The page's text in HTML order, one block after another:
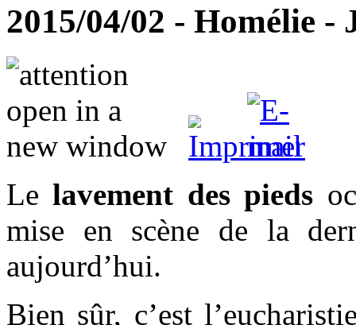
2015/04/02 - Homélie -
Lelavement des pieds
mise en scène de la
aujourd’hui.
Bien sûr, c’est